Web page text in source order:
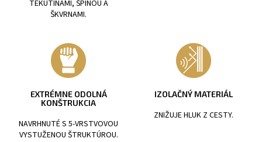
TEKUTINAMI, ŠPINOU A
ŠKVRNAMI.
EXTRÉMNE ODOLNÁ
KONŠTRUKCIA
NAVRHNUTÉ S 5-VRSTVOVOU
VYSTUŽENOU ŠTRUKTÚROU.
IZOLAČNÝ MATERIÁL
ZNIŽUJE HLUK Z CESTY.